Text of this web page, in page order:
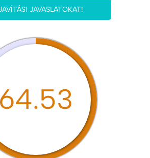
JAVASLATOKAT!
64.53